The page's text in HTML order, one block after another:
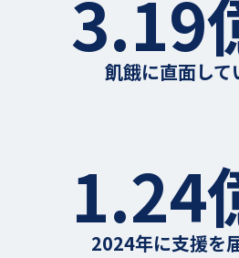
3.19
飢餓に直面して
1.24
2024年に支援を